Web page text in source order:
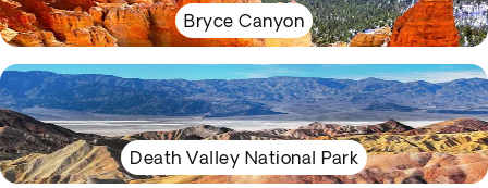
Bryce Canyon
Death Valley National Park